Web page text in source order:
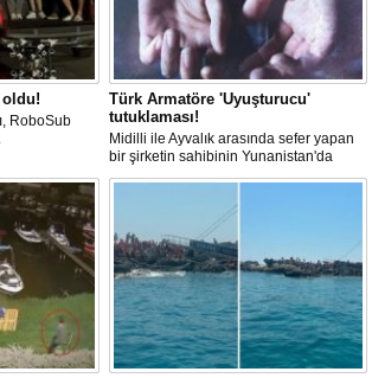
oldu!
RoboSub
Türk Armatöre 'Uyuşturucu'
tutuklaması!
Midilli ile Ayvalık arasında sefer yapan
bir şirketin sahibinin Yunanistan'da
tutuklandığı bildirildi.